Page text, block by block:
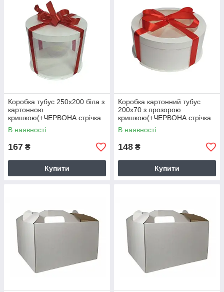
Коробка тубус 250х200 біла з
картонною
кришкою(+ЧЕРВОНА стрічка
3м)
В наявності
167 ₴
Купити
Коробка картонний тубус
200х70 з прозорою
кришкою(+ЧЕРВОНА стрічка
2м)
В наявності
148 ₴
Купити